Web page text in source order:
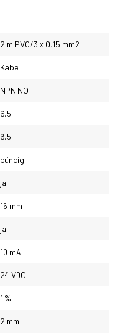
2 m PVC/3 x 0,15 mm2
Kabel
NPN NO
6.5
6.5
bündig
ja
16 mm
ja
10 mA
24 VDC
1 %
2 mm